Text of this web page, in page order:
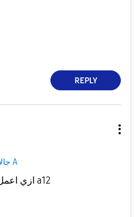
REPLY
جالاكسى A
ازي اعمل فورمات لي جهاز سمسونج a12